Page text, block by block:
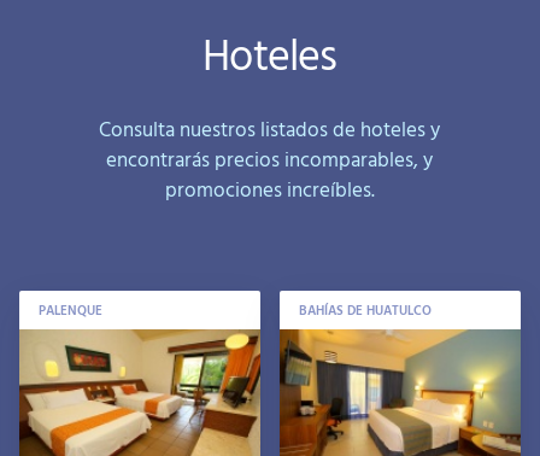
Hoteles
Consulta nuestros listados de hoteles y
encontrarás precios incomparables, y
promociones increíbles.
PALENQUE BAHÍAS DE HUATULCO